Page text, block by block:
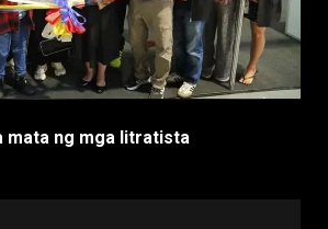
mata ng mga litratista